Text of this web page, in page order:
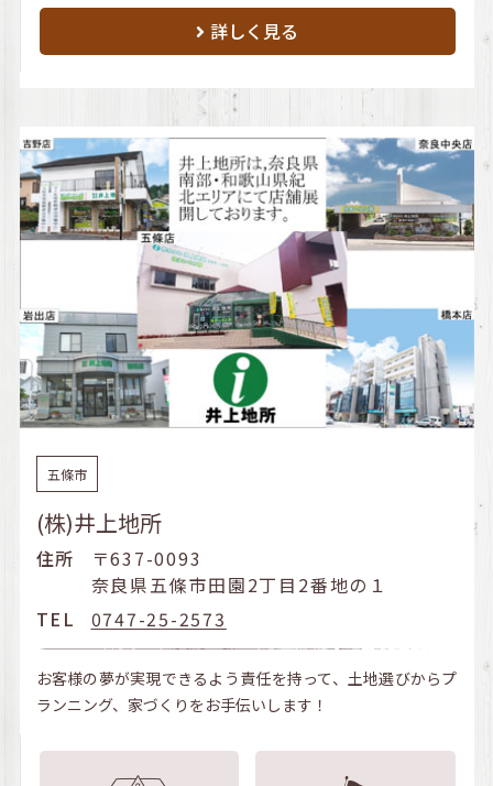
詳しく見る
五條市
(株)井上地所
住所
〒637-0093
奈良県五條市田園2丁目2番地の１
TEL
0747-25-2573
お客様の夢が実現できるよう責任を持って、土地選びからプ
ランニング、家づくりをお手伝いします！